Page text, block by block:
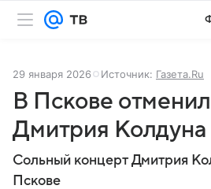
29 января 2026 Источник: Газета.Ru
В Пскове
Дмитрия Колдуна
Сольный концерт Дмитрия
Пскове